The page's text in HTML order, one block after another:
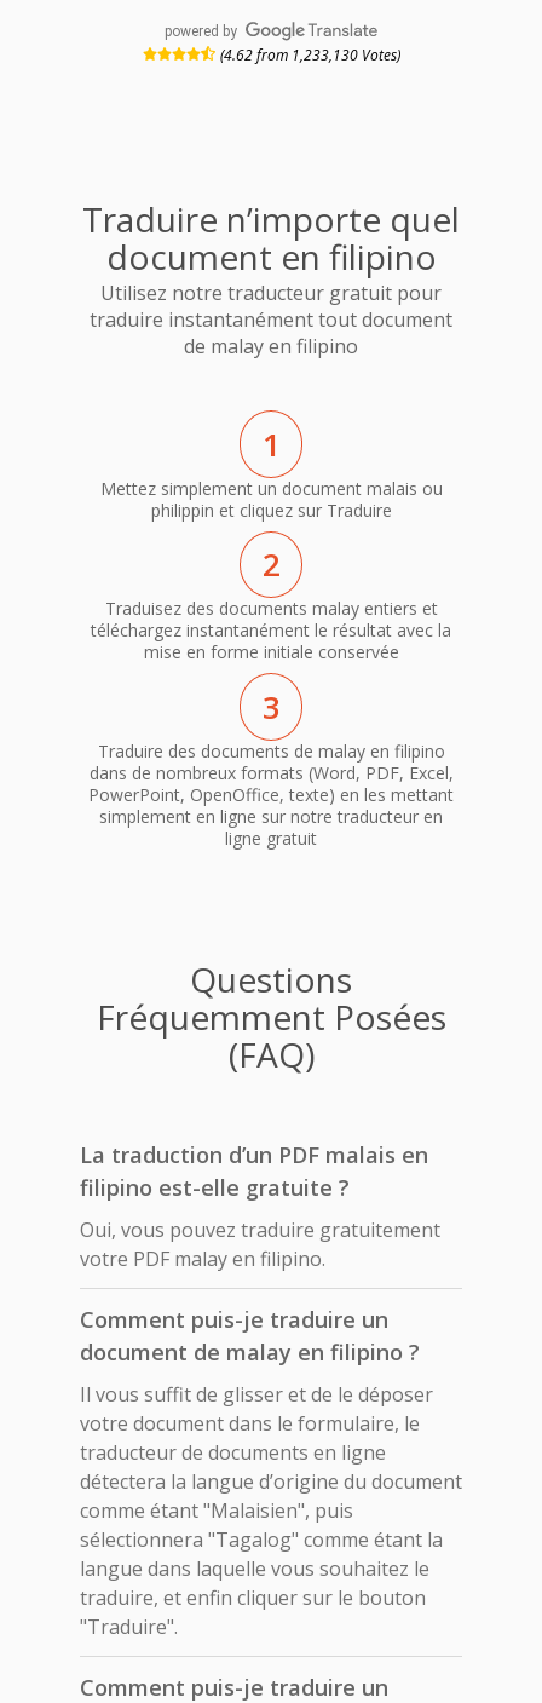
powered by
(4.62 from 1,233,130 Votes)
Traduire n’importe quel
document en filipino
Utilisez notre traducteur gratuit pour
traduire instantanément tout document
de malay en filipino
1
Mettez simplement un document malais ou
philippin et cliquez sur Traduire
2
Traduisez des documents malay entiers et
téléchargez instantanément le résultat avec la
mise en forme initiale conservée
3
Traduire des documents de malay en filipino
dans de nombreux formats (Word, PDF, Excel,
PowerPoint, OpenOffice, texte) en les mettant
simplement en ligne sur notre traducteur en
ligne gratuit
Questions
Fréquemment Posées
(FAQ)
La traduction d’un PDF malais en
filipino est-elle gratuite ?
Oui, vous pouvez traduire gratuitement
votre PDF malay en filipino.
Comment puis-je traduire un
document de malay en filipino ?
Il vous suffit de glisser et de le déposer
votre document dans le formulaire, le
traducteur de documents en ligne
détectera la langue d’origine du document
comme étant "Malaisien", puis
sélectionnera "Tagalog" comme étant la
langue dans laquelle vous souhaitez le
traduire, et enfin cliquer sur le bouton
"Traduire".
Comment puis-je traduire un